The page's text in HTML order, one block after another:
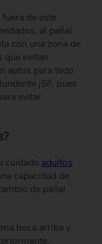
de este
al pañal
con una zona de
que evitan
aptos para todo
¡Sí!, pues
evitar
cuidado adultos
capacidad de
de pañal
boca arriba y